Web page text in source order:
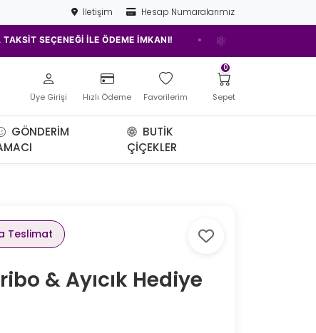
İletişim Hesap Numaralarımız
SEÇENEĞİ İLE ÖDEME İMKANI! • ELAZIĞ'IN EN İYİ ÇİÇEKÇİSİ!
Üye Girişi Hızlı Ödeme Favorilerim Sepet
0
GÖNDERIM
BUTIK
ÇIÇEKLER
Teslimat
& Ayıcık Hediye